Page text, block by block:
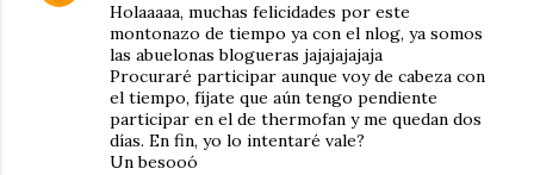
Holaaaaa, muchas felicidades por este
montonazo de tiempo ya con el nlog, ya somos
las abuelonas blogueras jajajajajaja
Procuraré participar aunque voy de cabeza con
el tiempo, fíjate que aún tengo pendiente
participar en el de thermofan y me quedan dos
días. En fin, yo lo intentaré vale?
Un besooó